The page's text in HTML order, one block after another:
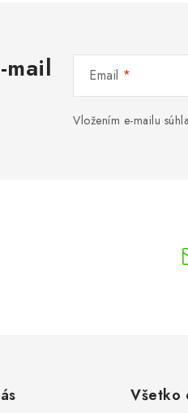
Email
Vložením e-mailu
Všetko